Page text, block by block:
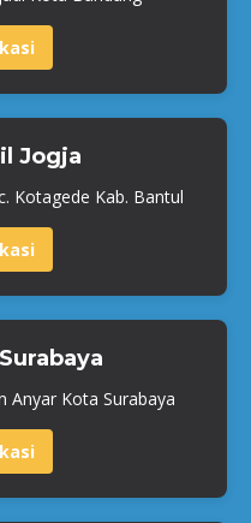
Jogja
Kotagede Kab. Bantul
Anyar Kota Surabaya